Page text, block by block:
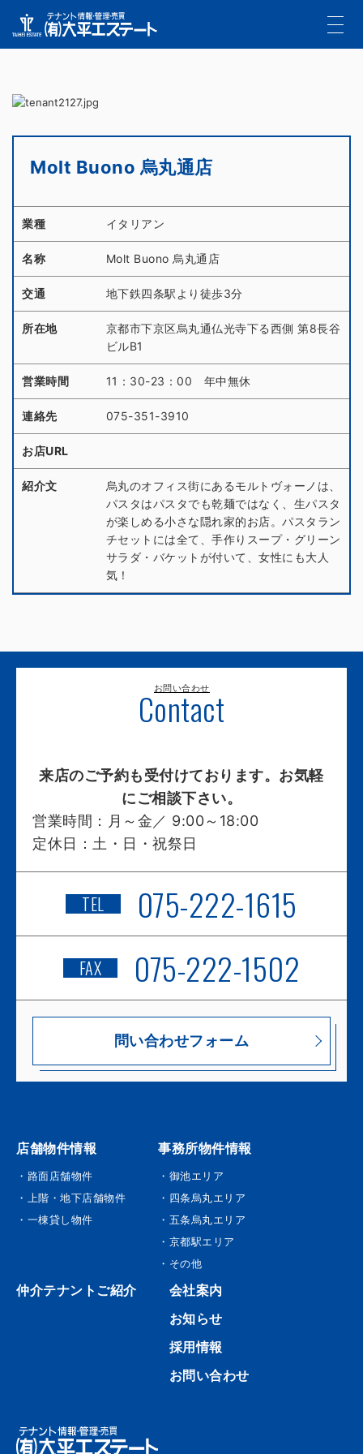
Molt Buono 烏丸通店
業種 イタリアン
名称 Molt Buono 烏丸通店
交通 地下鉄四条駅より徒歩3分
所在地
京都市下京区烏丸通仏光寺下る西側 第8長谷
ビルB1
営業時間 11：30-23：00 年中無休
連絡先 075-351-3910
お店URL
紹介文
烏丸のオフィス街にあるモルトヴォーノは、
パスタはパスタでも乾麺ではなく、生パスタ
が楽しめる小さな隠れ家的お店。パスタラン
チセットには全て、手作りスープ・グリーン
サラダ・バケットが付いて、女性にも大人
気！
お問い合わせ
Contact
来店のご予約も受付けております。お気軽
にご相談下さい。
営業時間：
月～金／ 9:00～18:00
定休日： 土・日・祝祭日
TEL 075-222-1615
FAX 075-222-1502
問い合わせフォーム
店舗物件情報
・路面店舗物件
・上階・地下店舗物件
・一棟貸し物件
事務所物件情報
・御池エリア
・四条烏丸エリア
・五条烏丸エリア
・京都駅エリア
・その他
仲介テナントご紹介
会社案内
お知らせ
採用情報
お問い合わせ